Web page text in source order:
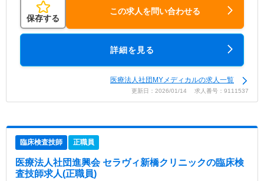
保存する
この求人を問い合わせる
詳細を見る
医療法人社団MYメディカルの求人一覧
更新日：2026/01/14 求人番号：9111537
臨床検査技師 正職員
医療法人社団進興会 セラヴィ新橋クリニックの臨床検
査技師求人(正職員)